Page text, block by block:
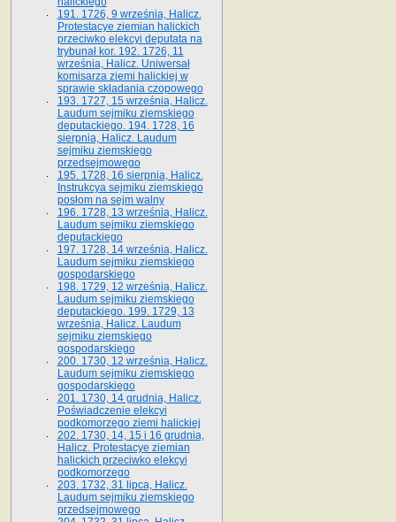
191. 1726, 9 września, Halicz.
Protestacye ziemian halickich
przeciwko elekcyi deputata na
trybunał kor. 192. 1726, 11
września, Halicz. Uniwersał
komisarza ziemi halickiej w
sprawie składania czopowego
193. 1727, 15 września, Halicz.
Laudum sejmiku ziemskiego
deputackiego. 194. 1728, 16
sierpnia, Halicz. Laudum
sejmiku ziemskiego
przedsejmowego
195. 1728, 16 sierpnia, Halicz.
Instrukcya sejmiku ziemskiego
posłom na sejm walny
196. 1728, 13 września, Halicz.
Laudum sejmiku ziemskiego
deputackiego
197. 1728, 14 września, Halicz.
Laudum sejmiku ziemskiego
gospodarskiego
198. 1729, 12 września, Halicz.
Laudum sejmiku ziemskiego
deputackiego. 199. 1729, 13
września, Halicz. Laudum
sejmiku ziemskiego
gospodarskiego
200. 1730, 12 września, Halicz.
Laudum sejmiku ziemskiego
gospodarskiego
201. 1730, 14 grudnia, Halicz.
Poświadczenie elekcyi
podkomorzego ziemi halickiej
202. 1730, 14, 15 i 16 grudnia,
Halicz. Protestacye ziemian
halickich przeciwko elekcyi
podkomorzego
203. 1732, 31 lipca, Halicz.
Laudum sejmiku ziemskiego
przedsejmowego